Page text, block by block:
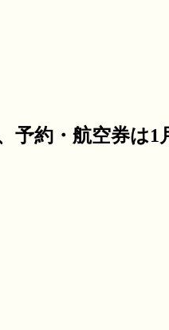
予約・航空券は